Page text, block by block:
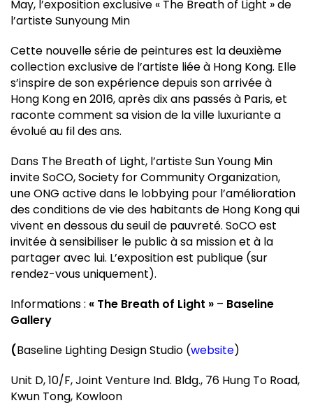
May, l’exposition exclusive « The Breath of Light » de
l’artiste Sunyoung Min
Cette nouvelle série de peintures est la deuxième
collection exclusive de l’artiste liée à Hong Kong. Elle
s’inspire de son expérience depuis son arrivée à
Hong Kong en 2016, après dix ans passés à Paris, et
raconte comment sa vision de la ville luxuriante a
évolué au fil des ans.
Dans The Breath of Light, l’artiste Sun Young Min
invite SoCO, Society for Community Organization,
une ONG active dans le lobbying pour l’amélioration
des conditions de vie des habitants de Hong Kong qui
vivent en dessous du seuil de pauvreté. SoCO est
invitée à sensibiliser le public à sa mission et à la
partager avec lui. L’exposition est publique (sur
rendez-vous uniquement).
Informations : « The Breath of Light » – Baseline
Gallery
(Baseline Lighting Design Studio (website)
Unit D, 10/F, Joint Venture Ind. Bldg., 76 Hung To Road,
Kwun Tong, Kowloon